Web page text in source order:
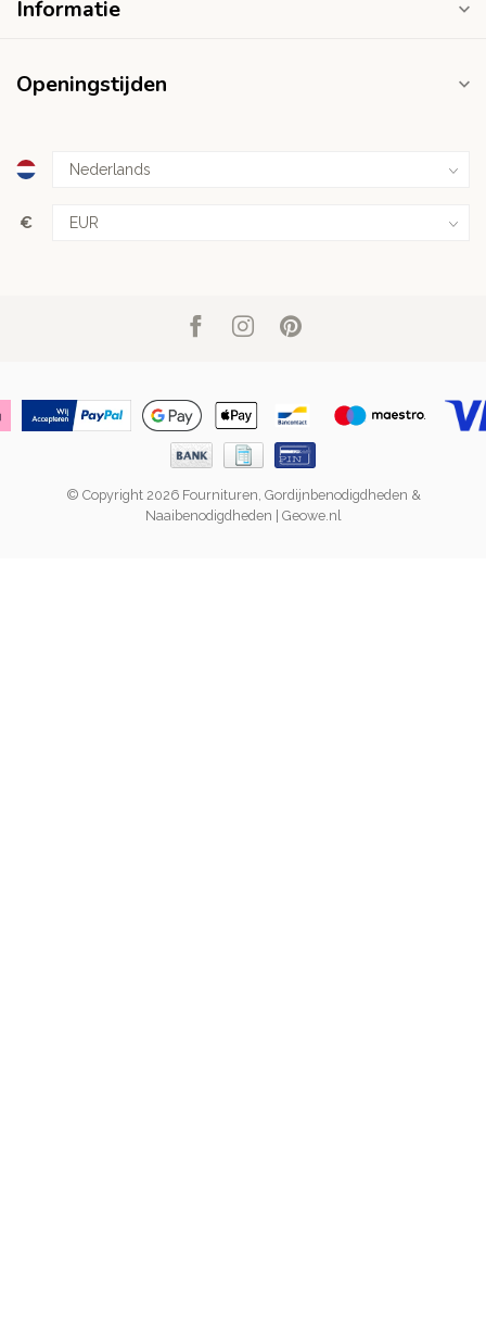
Informatie
Openingstijden
€
© Copyright 2026 Fournituren, Gordijnbenodigdheden &
Naaibenodigdheden | Geowe.nl